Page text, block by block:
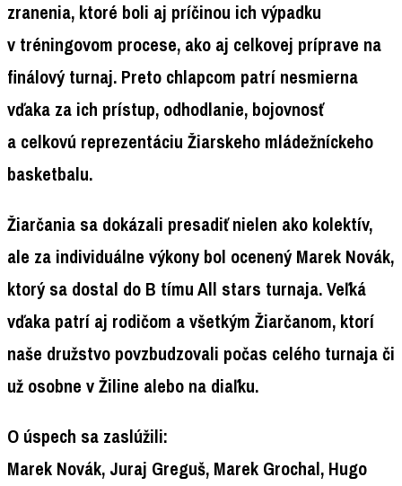
zranenia, ktoré boli aj príčinou ich výpadku
v tréningovom procese, ako aj celkovej príprave na
finálový turnaj. Preto chlapcom patrí nesmierna
vďaka za ich prístup, odhodlanie, bojovnosť
a celkovú reprezentáciu Žiarskeho mládežníckeho
basketbalu.
Žiarčania sa dokázali presadiť nielen ako kolektív,
ale za individuálne výkony bol ocenený Marek Novák,
ktorý sa dostal do B tímu All stars turnaja. Veľká
vďaka patrí aj rodičom a všetkým Žiarčanom, ktorí
naše družstvo povzbudzovali počas celého turnaja či
už osobne v Žiline alebo na diaľku.
O úspech sa zaslúžili:
Marek Novák, Juraj Greguš, Marek Grochal, Hugo